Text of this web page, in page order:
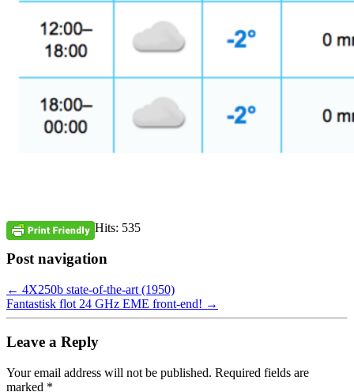
Hits: 535
Post navigation
← 4X250b state-of-the-art (1950)
Fantastisk flot 24 GHz EME front-end! →
Leave a Reply
Your email address will not be published. Required fields are
marked *